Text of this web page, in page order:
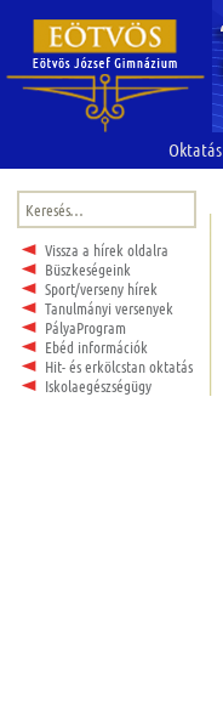
Oktatás
Keresés:
Vissza a hírek oldalra
Büszkeségeink
Sport/verseny hírek
Tanulmányi versenyek
PályaProgram
Ebéd információk
Hit- és erkölcstan oktatás
Iskolaegészségügy